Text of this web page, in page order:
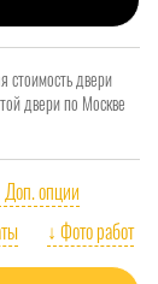
стоимость двери
двери по Москве
Доп. опции
↓ Фото работ